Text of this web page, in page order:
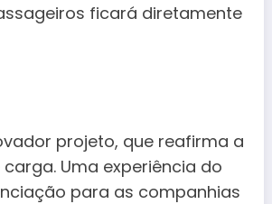
ficará diretamente
projeto, que reafirma a
Uma experiência do
para as companhias